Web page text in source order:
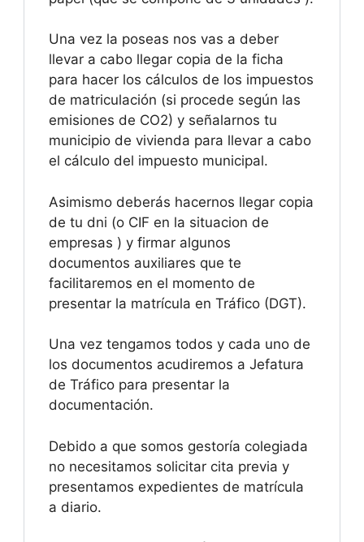
Una vez la poseas nos vas a deber
llevar a cabo llegar copia de la ficha
para hacer los cálculos de los impuestos
de matriculación (si procede según las
emisiones de CO2) y señalarnos tu
municipio de vivienda para llevar a cabo
el cálculo del impuesto municipal.
Asimismo deberás hacernos llegar copia
de tu dni (o CIF en la situacion de
empresas ) y firmar algunos
documentos auxiliares que te
facilitaremos en el momento de
presentar la matrícula en Tráfico (DGT).
Una vez tengamos todos y cada uno de
los documentos acudiremos a Jefatura
de Tráfico para presentar la
documentación.
Debido a que somos gestoría colegiada
no necesitamos solicitar cita previa y
presentamos expedientes de matrícula
a diario.